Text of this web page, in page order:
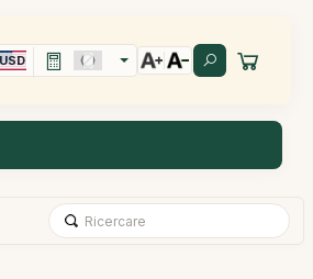
USD